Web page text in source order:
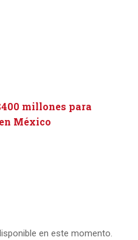
millones para
México
en este momento.